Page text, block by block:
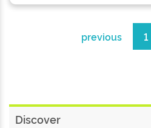
previous 1
Discover